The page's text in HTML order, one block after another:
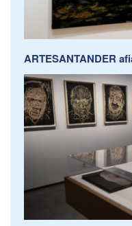
ARTESANTANDER